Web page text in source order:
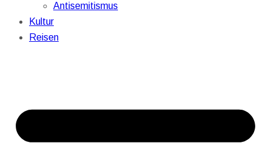
Antisemitismus
Kultur
Reisen